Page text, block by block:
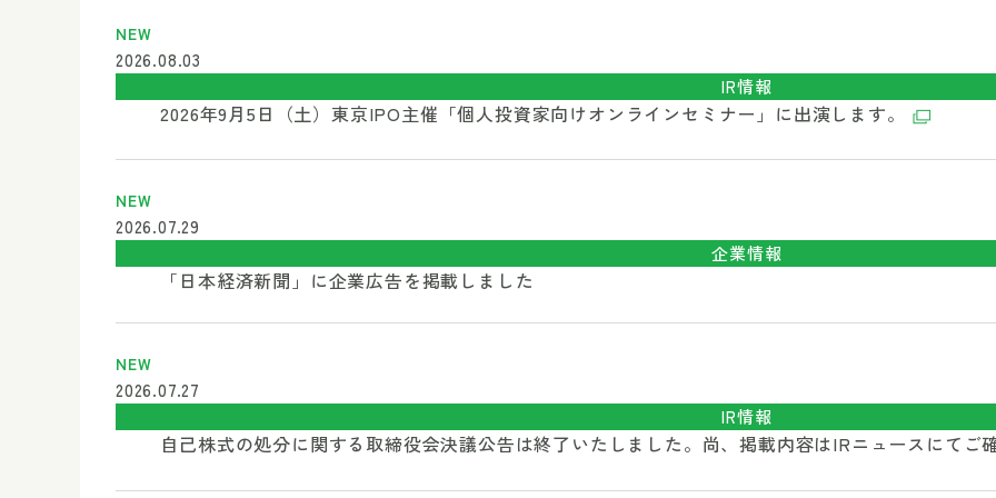
NEW
2026.08.03
IR情報
2026年9月5日（土）東京IPO主催「個人投資家向けオンラインセミナー」に出演します。
NEW
2026.07.29
企業情報
「日本経済新聞」に企業広告を掲載しました
NEW
2026.07.27
IR情報
自己株式の処分に関する取締役会決議公告は終了いたしました。尚、掲載内容はIRニュースにてご